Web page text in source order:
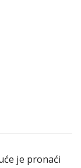
je pronaći